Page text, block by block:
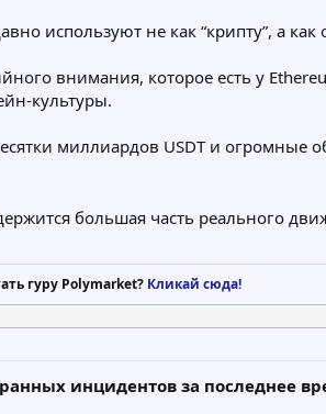
используют не как “крипту”, а
внимания, которое есть у
культуры.
миллиардов USDT и
большая часть реального
гуру Polymarket? Кликай сюда!
инцидентов за последнее